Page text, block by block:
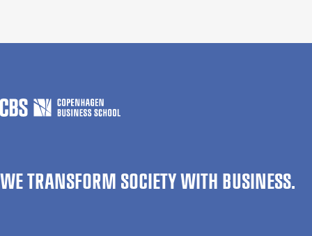
WE TRANSFORM SOCIETY WITH BUSINESS.